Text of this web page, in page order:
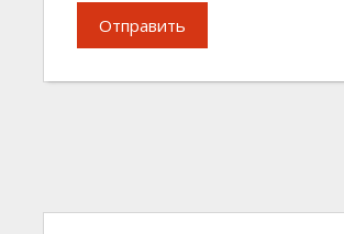
Отправить